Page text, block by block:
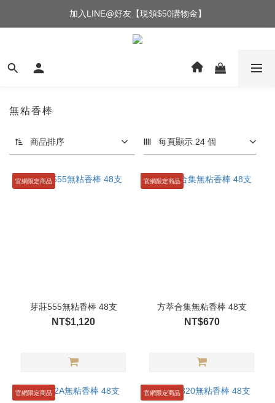
加入LINE@好友【現領$50購物金】
無粘香棒
商品排序 每頁顯示 24 個
官網限定商品
芽莊555無粘香棒 48支
NT$1,120
官網限定商品
方萃合集無粘香棒 48支
NT$670
官網限定商品 官網限定商品